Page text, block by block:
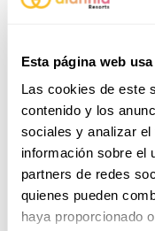
Esta página web
Las cookies de este
contenido y los
sociales y analizar
información sobre el
partners de redes
quienes pueden
haya proporcionado
Cabaña
Relájate y siente el
en una zona peatonal
naturaleza donde
de la playa y de los